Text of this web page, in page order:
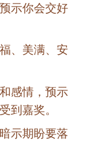
示你会交好
、美满、安
感情，预示
到嘉奖。
示期盼要落